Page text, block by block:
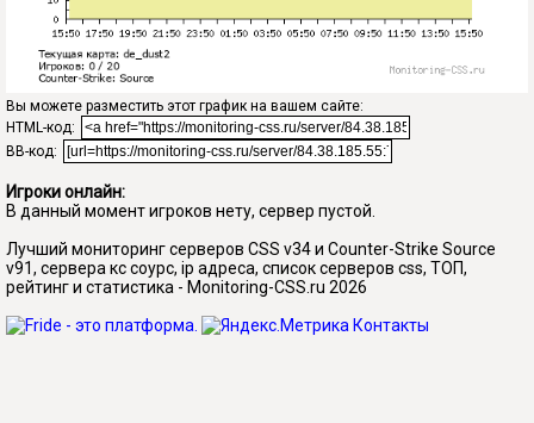
Вы можете разместить этот график на вашем сайте:
HTML-код:
BB-код:
Игроки онлайн:
В данный момент игроков нету, сервер пустой.
Лучший мониторинг серверов CSS v34 и Counter-Strike Source
v91, сервера кс соурс, ip адреса, список серверов css, ТОП,
рейтинг и статистика - Monitoring-CSS.ru 2026
Контакты